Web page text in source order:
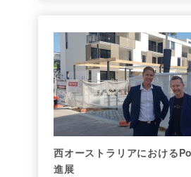
西オーストラリアにおける
進展